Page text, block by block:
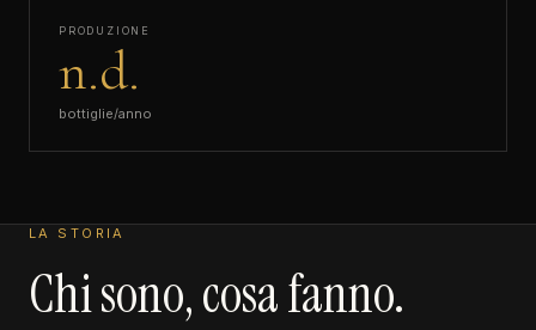
PRODUZIONE
n.d.
bottiglie/anno
LA STORIA
Chi sono, cosa fanno.